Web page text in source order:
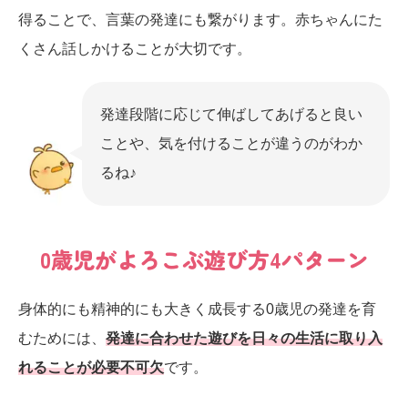
得ることで、言葉の発達にも繋がります。赤ちゃんにた
くさん話しかけることが大切です。
発達段階に応じて伸ばしてあげると良い
ことや、気を付けることが違うのがわか
るね♪
0歳児がよろこぶ遊び方4パターン
身体的にも精神的にも大きく成長する0歳児の発達を育
むためには、 発達に合わせた遊びを日々の生活に取り入
れることが必要不可欠です。